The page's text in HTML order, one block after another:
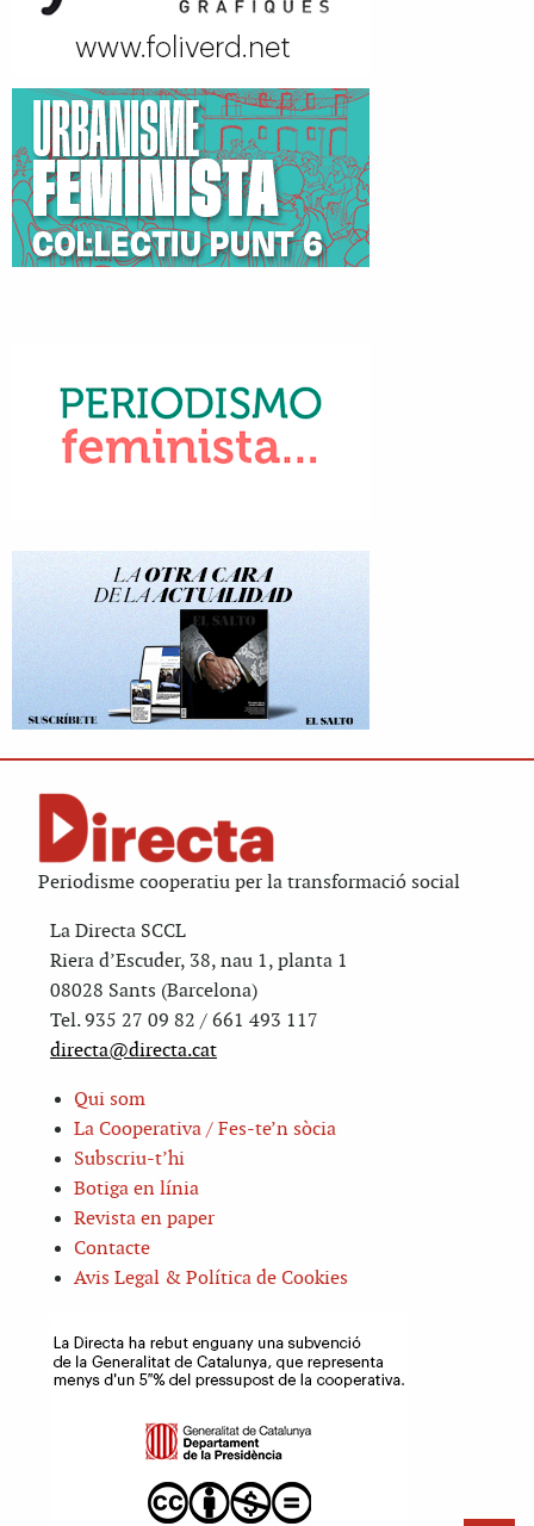
Periodisme cooperatiu per la transformació social
La Directa SCCL
Riera d’Escuder, 38, nau 1, planta 1
08028 Sants (Barcelona)
Tel. 935 27 09 82 / 661 493 117
directa@directa.cat
Qui som
La Cooperativa / Fes-te’n sòcia
Subscriu-t’hi
Botiga en línia
Revista en paper
Contacte
Avis Legal & Política de Cookies